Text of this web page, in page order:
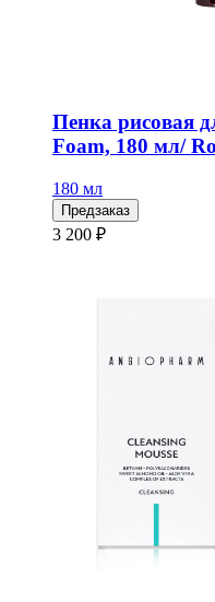
Пенка рисовая
Foam, 180 мл/
180 мл
Предзаказ
3 200 ₽